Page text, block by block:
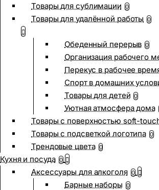
Товары для сублимации 0
Товары для удалённой работы 0
Обеденный перерыв 0
Организация рабочего
Перекус в рабочее
Спорт в домашних
Товары для детей 0
Уютная атмосфера дома
Товары с поверхностью soft-
Товары с подсветкой логотипа 0
Трендовые цвета 0
Кухня и посуда 0
Аксессуары для алкоголя 0
Барные наборы 0